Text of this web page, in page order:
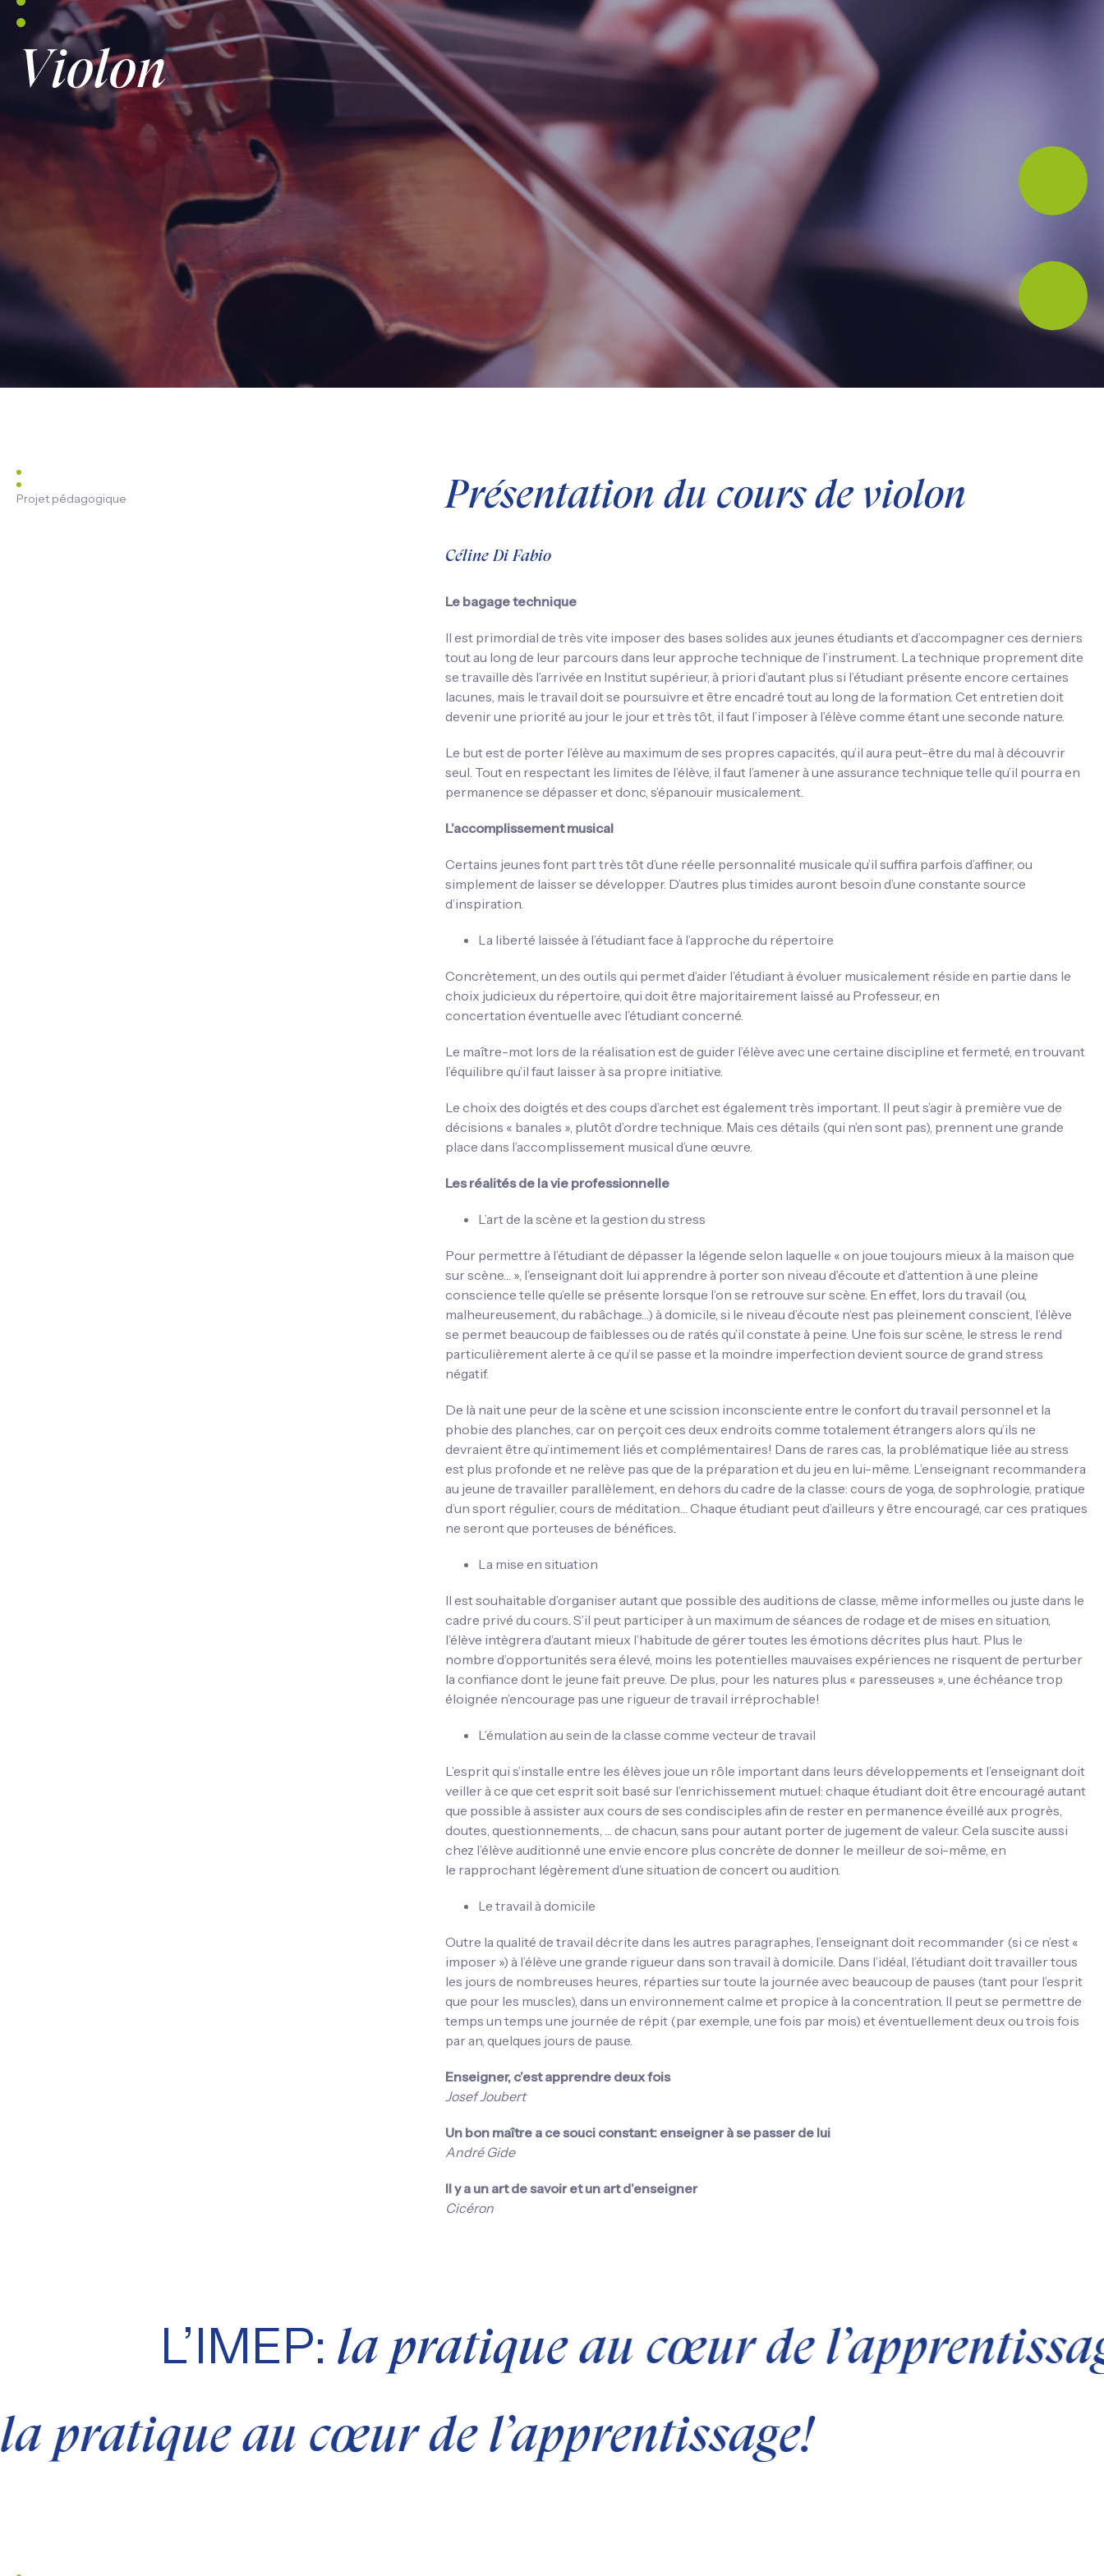
Violon
Projet pédagogique Présentation du cours de violon
Céline Di Fabio
Le bagage technique
Il est primordial de très vite imposer des bases solides aux jeunes étudiants et d’accompagner ces derniers
tout au long de leur parcours dans leur approche technique de l’instrument. La technique proprement dite
se travaille dès l’arrivée en Institut supérieur, à priori d’autant plus si l’étudiant présente encore certaines
lacunes, mais le travail doit se poursuivre et être encadré tout au long de la formation. Cet entretien doit
devenir une priorité au jour le jour et très tôt, il faut l’imposer à l’élève comme étant une seconde nature.
Le but est de porter l’élève au maximum de ses propres capacités, qu’il aura peut-être du mal à découvrir
seul. Tout en respectant les limites de l’élève, il faut l’amener à une assurance technique telle qu’il pourra en
permanence se dépasser et donc, s’épanouir musicalement.
L’accomplissement musical
Certains jeunes font part très tôt d’une réelle personnalité musicale qu’il suffira parfois d’affiner, ou
simplement de laisser se développer. D’autres plus timides auront besoin d’une constante source
d’inspiration.
La liberté laissée à l’étudiant face à l’approche du répertoire
Concrètement, un des outils qui permet d’aider l’étudiant à évoluer musicalement réside en partie dans le
choix judicieux du répertoire, qui doit être majoritairement laissé au Professeur, en
concertation éventuelle avec l’étudiant concerné.
Le maître-mot lors de la réalisation est de guider l’élève avec une certaine discipline et fermeté, en trouvant
l’équilibre qu’il faut laisser à sa propre initiative.
Le choix des doigtés et des coups d’archet est également très important. Il peut s’agir à première vue de
décisions « banales », plutôt d’ordre technique. Mais ces détails (qui n’en sont pas), prennent une grande
place dans l’accomplissement musical d’une œuvre.
Les réalités de la vie professionnelle
L’art de la scène et la gestion du stress
Pour permettre à l’étudiant de dépasser la légende selon laquelle « on joue toujours mieux à la maison que
sur scène… », l’enseignant doit lui apprendre à porter son niveau d’écoute et d’attention à une pleine
conscience telle qu’elle se présente lorsque l’on se retrouve sur scène. En effet, lors du travail (ou,
malheureusement, du rabâchage…) à domicile, si le niveau d’écoute n’est pas pleinement conscient, l’élève
se permet beaucoup de faiblesses ou de ratés qu’il constate à peine. Une fois sur scène, le stress le rend
particulièrement alerte à ce qu’il se passe et la moindre imperfection devient source de grand stress
négatif.
De là nait une peur de la scène et une scission inconsciente entre le confort du travail personnel et la
phobie des planches, car on perçoit ces deux endroits comme totalement étrangers alors qu’ils ne
devraient être qu’intimement liés et complémentaires! Dans de rares cas, la problématique liée au stress
est plus profonde et ne relève pas que de la préparation et du jeu en lui-même. L’enseignant recommandera
au jeune de travailler parallèlement, en dehors du cadre de la classe: cours de yoga, de sophrologie, pratique
d’un sport régulier, cours de méditation… Chaque étudiant peut d’ailleurs y être encouragé, car ces pratiques
ne seront que porteuses de bénéfices.
La mise en situation
Il est souhaitable d’organiser autant que possible des auditions de classe, même informelles ou juste dans le
cadre privé du cours. S’il peut participer à un maximum de séances de rodage et de mises en situation,
l’élève intègrera d’autant mieux l’habitude de gérer toutes les émotions décrites plus haut. Plus le
nombre d’opportunités sera élevé, moins les potentielles mauvaises expériences ne risquent de perturber
la confiance dont le jeune fait preuve. De plus, pour les natures plus « paresseuses », une échéance trop
éloignée n’encourage pas une rigueur de travail irréprochable!
L’émulation au sein de la classe comme vecteur de travail
L’esprit qui s’installe entre les élèves joue un rôle important dans leurs développements et l’enseignant doit
veiller à ce que cet esprit soit basé sur l’enrichissement mutuel: chaque étudiant doit être encouragé autant
que possible à assister aux cours de ses condisciples afin de rester en permanence éveillé aux progrès,
doutes, questionnements, … de chacun, sans pour autant porter de jugement de valeur. Cela suscite aussi
chez l’élève auditionné une envie encore plus concrète de donner le meilleur de soi-même, en
le rapprochant légèrement d’une situation de concert ou audition.
Le travail à domicile
Outre la qualité de travail décrite dans les autres paragraphes, l’enseignant doit recommander (si ce n’est «
imposer ») à l’élève une grande rigueur dans son travail à domicile. Dans l’idéal, l’étudiant doit travailler tous
les jours de nombreuses heures, réparties sur toute la journée avec beaucoup de pauses (tant pour l’esprit
que pour les muscles), dans un environnement calme et propice à la concentration. Il peut se permettre de
temps un temps une journée de répit (par exemple, une fois par mois) et éventuellement deux ou trois fois
par an, quelques jours de pause.
Enseigner, c’est apprendre deux fois
Josef Joubert
Un bon maître a ce souci constant: enseigner à se passer de lui
André Gide
Il y a un art de savoir et un art d’enseigner
Cicéron
L’IMEP: la pratique au cœur de
la pratique au cœur de l’apprentissage!